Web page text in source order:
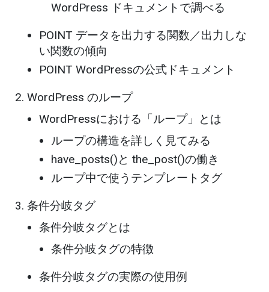
WordPress ドキュメントで調べる
POINT データを出力する関数／出力しな
い関数の傾向
POINT WordPressの公式ドキュメント
WordPress のループ
WordPressにおける「ループ」とは
ループの構造を詳しく見てみる
have_posts()と the_post()の働き
ループ中で使うテンプレートタグ
条件分岐タグ
条件分岐タグとは
条件分岐タグの特徴
条件分岐タグの実際の使用例